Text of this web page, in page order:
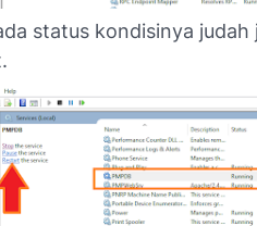
status kondisinya